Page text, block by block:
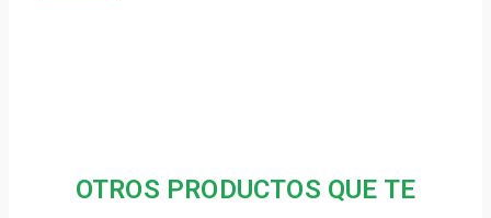
OTROS PRODUCTOS QUE TE